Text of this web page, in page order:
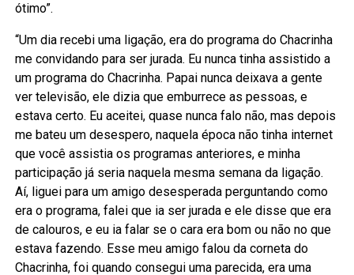
ótimo”.
“Um dia recebi uma ligação, era do programa do Chacrinha
me convidando para ser jurada. Eu nunca tinha assistido a
um programa do Chacrinha. Papai nunca deixava a gente
ver televisão, ele dizia que emburrece as pessoas, e
estava certo. Eu aceitei, quase nunca falo não, mas depois
me bateu um desespero, naquela época não tinha internet
que você assistia os programas anteriores, e minha
participação já seria naquela mesma semana da ligação.
Aí, liguei para um amigo desesperada perguntando como
era o programa, falei que ia ser jurada e ele disse que era
de calouros, e eu ia falar se o cara era bom ou não no que
estava fazendo. Esse meu amigo falou da corneta do
Chacrinha, foi quando consegui uma parecida, era uma